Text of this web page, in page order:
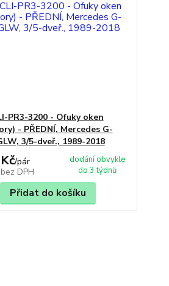
PR3-3200 - Ofuky oken
- PŘEDNÍ, Mercedes G-
3/5-dveř., 1989-2018
/pár
bez DPH
dodání obvykle
do 3 týdnů
Přidat do košíku